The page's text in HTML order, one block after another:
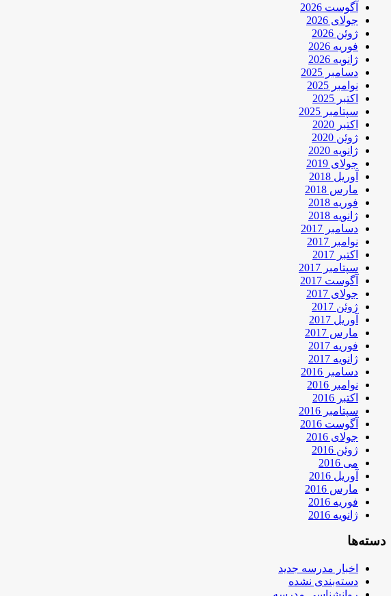
آگوست 2026
جولای 2026
ژوئن 2026
فوریه 2026
ژانویه 2026
دسامبر 2025
نوامبر 2025
اکتبر 2025
سپتامبر 2025
اکتبر 2020
ژوئن 2020
ژانویه 2020
جولای 2019
آوریل 2018
مارس 2018
فوریه 2018
ژانویه 2018
دسامبر 2017
نوامبر 2017
اکتبر 2017
سپتامبر 2017
آگوست 2017
جولای 2017
ژوئن 2017
آوریل 2017
مارس 2017
فوریه 2017
ژانویه 2017
دسامبر 2016
نوامبر 2016
اکتبر 2016
سپتامبر 2016
آگوست 2016
جولای 2016
ژوئن 2016
می 2016
آوریل 2016
مارس 2016
فوریه 2016
ژانویه 2016
دسته‌ها
اخبار مدرسه جدید
دسته‌بندی نشده